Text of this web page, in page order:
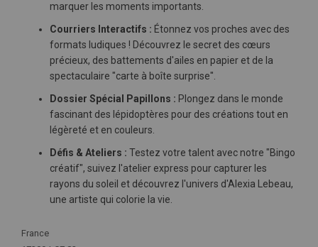
marquer les moments importants.
Courriers Interactifs : Étonnez vos proches avec des
formats ludiques ! Découvrez le secret des cœurs
précieux, des battements d'ailes en papier et de la
spectaculaire "carte à boîte surprise".
Dossier Spécial Papillons : Plongez dans le monde
fascinant des lépidoptères pour des créations tout en
légèreté et en couleurs.
Défis & Ateliers : Testez votre talent avec notre "Bingo
créatif", suivez l'atelier express pour capturer les
rayons du soleil et découvrez l'univers d'Alexia Lebeau,
une artiste qui colorie la vie.
Plus
France